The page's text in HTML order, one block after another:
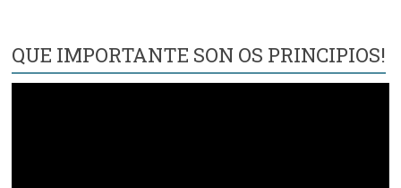
QUE IMPORTANTE SON OS PRINCIPIOS!